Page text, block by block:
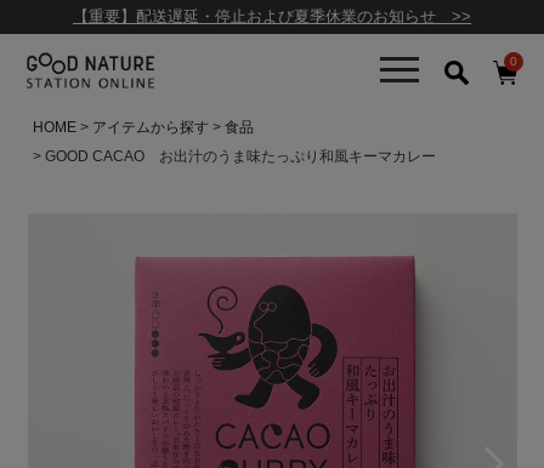
【重要】配送遅延・停止および夏季休業のお知らせ >>
0
HOME アイテムから探す
食品
GOOD CACAO お出汁のうま味たっぷり和風キーマカレー